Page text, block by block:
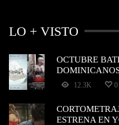
LO + VISTO
OCTUBRE
12.3K 0
ESTRENA EN